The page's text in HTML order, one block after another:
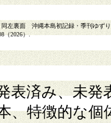
同左裏面 沖縄本島初記録・季刊ゆず
（2026）.
済み、未発
、特徴的な